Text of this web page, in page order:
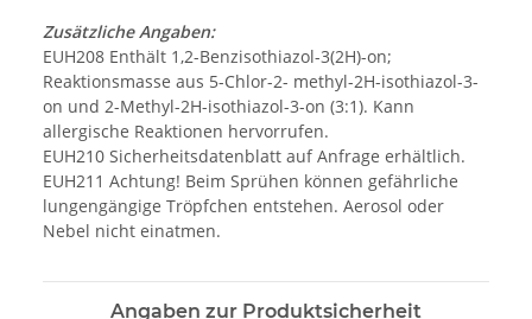
Zusätzliche Angaben:
EUH208 Enthält 1,2-Benzisothiazol-3(2H)-on;
Reaktionsmasse aus 5-Chlor-2- methyl-2H-isothiazol-3-
on und 2-Methyl-2H-isothiazol-3-on (3:1). Kann
allergische Reaktionen hervorrufen.
EUH210 Sicherheitsdatenblatt auf Anfrage erhältlich.
EUH211 Achtung! Beim Sprühen können gefährliche
lungengängige Tröpfchen entstehen. Aerosol oder
Nebel nicht einatmen.
Angaben zur Produktsicherheit